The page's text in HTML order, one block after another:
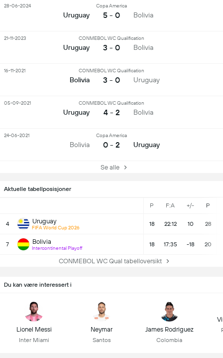
Aktuelle tabellposisjoner
P F:A +/- P
4 Uruguay
FIFA World Cup 2026
18 22:12 10 28
7 Bolivia
Intercontinental Playoff
18 17:35 -18 20
CONMEBOL WC Qual tabelloversikt
Uruguay
Copa America
5 - 0 Bolivia
28-06-2024
Uruguay
CONMEBOL WC Qualification
3 - 0 Bolivia
21-11-2023
Bolivia
CONMEBOL WC Qualification
3 - 0 Uruguay
16-11-2021
Uruguay
CONMEBOL WC Qualification
4 - 2 Bolivia
05-09-2021
Bolivia
Copa America
0 - 2 Uruguay
24-06-2021
Se alle
Du kan være interessert i
Lionel Messi
Inter Miami
Neymar
Santos
James Rodriguez
Colombia